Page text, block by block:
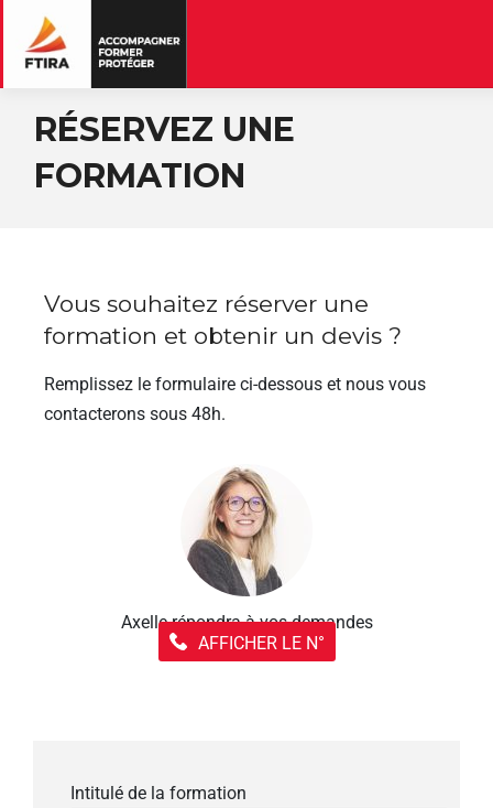
RÉSERVEZ UNE
FORMATION
Vous souhaitez réserver une
formation et obtenir un devis ?
Remplissez le formulaire ci-dessous et nous vous
contacterons sous 48h.
Axelle répondra à vos demandes
AFFICHER LE N°
Intitulé de la formation